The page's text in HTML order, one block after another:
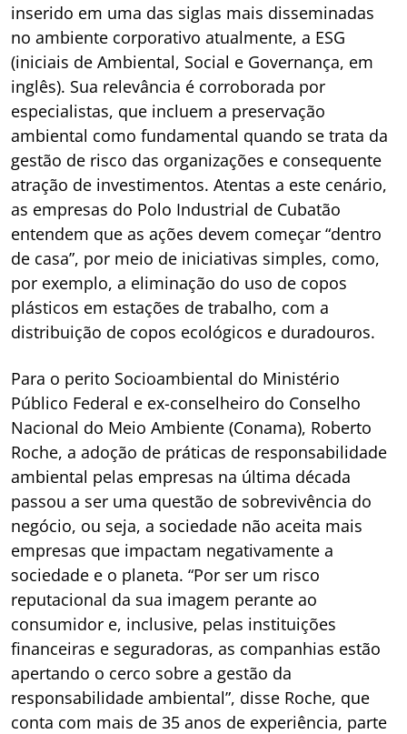
inserido em uma das siglas mais disseminadas
no ambiente corporativo atualmente, a ESG
(iniciais de Ambiental, Social e Governança, em
inglês). Sua relevância é corroborada por
especialistas, que incluem a preservação
ambiental como fundamental quando se trata da
gestão de risco das organizações e consequente
atração de investimentos. Atentas a este cenário,
as empresas do Polo Industrial de Cubatão
entendem que as ações devem começar “dentro
de casa”, por meio de iniciativas simples, como,
por exemplo, a eliminação do uso de copos
plásticos em estações de trabalho, com a
distribuição de copos ecológicos e duradouros.
Para o perito Socioambiental do Ministério
Público Federal e ex-conselheiro do Conselho
Nacional do Meio Ambiente (Conama), Roberto
Roche, a adoção de práticas de responsabilidade
ambiental pelas empresas na última década
passou a ser uma questão de sobrevivência do
negócio, ou seja, a sociedade não aceita mais
empresas que impactam negativamente a
sociedade e o planeta. “Por ser um risco
reputacional da sua imagem perante ao
consumidor e, inclusive, pelas instituições
financeiras e seguradoras, as companhias estão
apertando o cerco sobre a gestão da
responsabilidade ambiental”, disse Roche, que
conta com mais de 35 anos de experiência, parte